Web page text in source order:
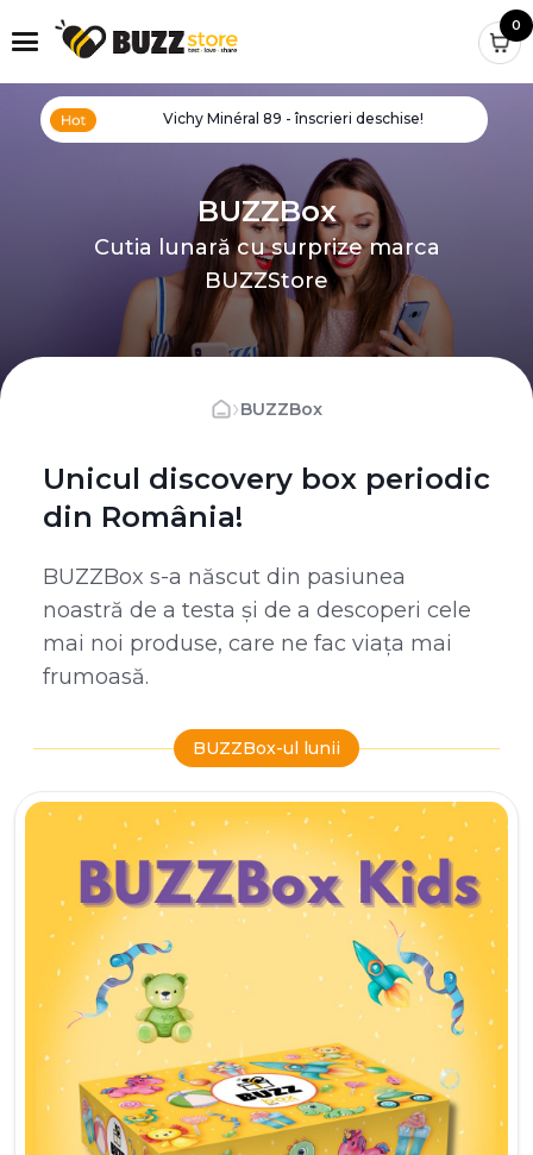
0
Vichy Minéral 89 - înscrieri deschise!
BUZZBox
Cutia lunară cu surprize marca
BUZZStore
›BUZZBox
Unicul discovery box periodic
din România!
BUZZBox s-a născut din pasiunea
noastră de a testa și de a descoperi cele
mai noi produse, care ne fac viața mai
frumoasă.
BUZZBox-ul lunii